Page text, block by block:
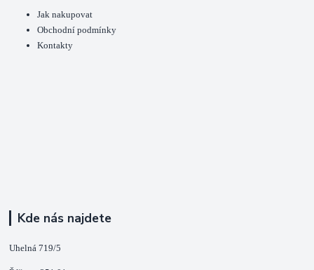
Jak nakupovat
Obchodní podmínky
Kontakty
Kde nás najdete
Uhelná 719/5